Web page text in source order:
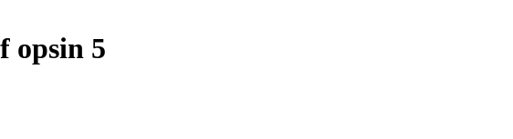
opsin 5